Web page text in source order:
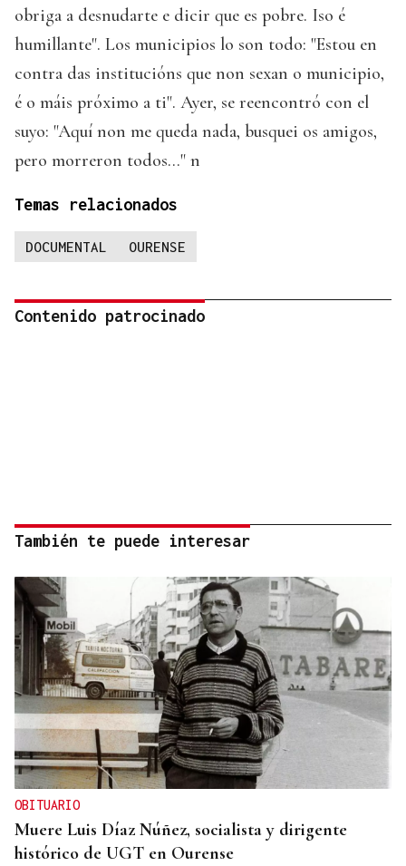
obriga a desnudarte e dicir que es pobre. Iso é
humillante". Los municipios lo son todo: "Estou en
contra das institucións que non sexan o municipio,
é o máis próximo a ti". Ayer, se reencontró con el
suyo: "Aquí non me queda nada, busquei os amigos,
pero morreron todos..." n
Temas relacionados
DOCUMENTAL OURENSE
Contenido patrocinado
También te puede interesar
OBITUARIO
Muere Luis Díaz Núñez, socialista y dirigente
histórico de UGT en Ourense